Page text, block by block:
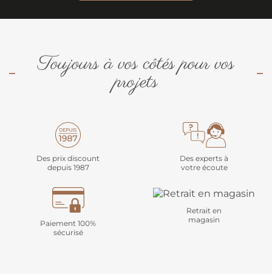
Toujours à vos côtés pour vos
projets
Des prix discount
depuis 1987
Des experts à
votre écoute
Paiement 100%
sécurisé
Retrait en
magasin